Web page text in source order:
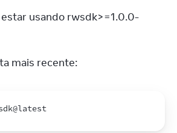
usando rwsdk>=1.0.0-
mais recente:
@latest